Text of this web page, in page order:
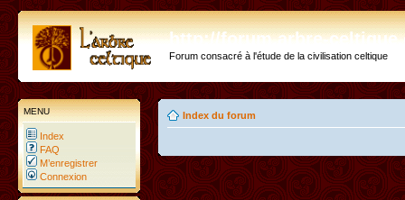
http://forum.arbre-
Forum consacré à l'étude de la civilisation celtique
MENU
Index
FAQ
M’enregistrer
Connexion
Index du forum